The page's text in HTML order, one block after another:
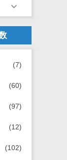
(7)
(60)
(97)
(12)
(102)